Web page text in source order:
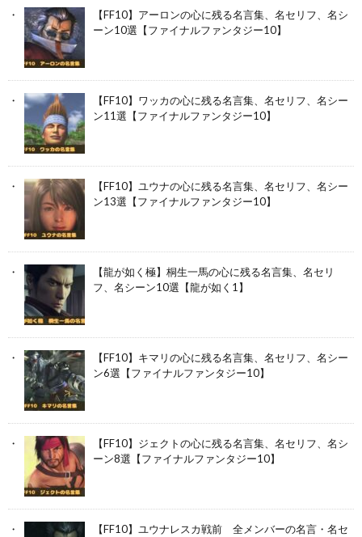
【FF10】アーロンの心に残る名言集、名セリフ、名シ
ーン10選【ファイナルファンタジー10】
【FF10】ワッカの心に残る名言集、名セリフ、名シー
ン11選【ファイナルファンタジー10】
【FF10】ユウナの心に残る名言集、名セリフ、名シー
ン13選【ファイナルファンタジー10】
【龍が如く極】桐生一馬の心に残る名言集、名セリ
フ、名シーン10選【龍が如く1】
【FF10】キマリの心に残る名言集、名セリフ、名シー
ン6選【ファイナルファンタジー10】
【FF10】ジェクトの心に残る名言集、名セリフ、名シ
ーン8選【ファイナルファンタジー10】
【FF10】ユウナレスカ戦前 全メンバーの名言・名セ